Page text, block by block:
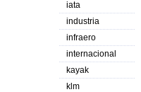
iata
industria
infraero
internacional
kayak
klm